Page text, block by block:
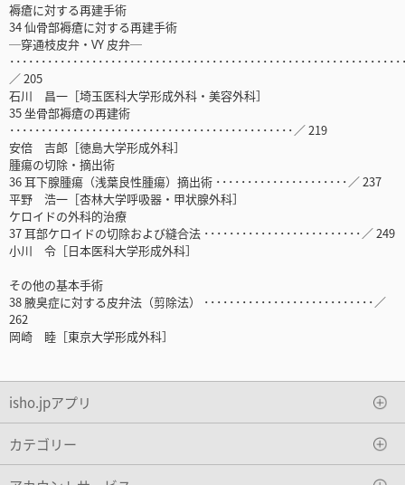
褥瘡に対する再建手術
34 仙骨部褥瘡に対する再建手術
─穿通枝皮弁・VY 皮弁─
･････････････････････････････････････････････････････････････
／ 205
石川 昌一［埼玉医科大学形成外科・美容外科］
35 坐骨部褥瘡の再建術
･････････････････････････････････････････････／ 219
安倍 吉郎［徳島大学形成外科］
腫瘍の切除・摘出術
36 耳下腺腫瘍（浅葉良性腫瘍）摘出術 ･････････････････････／ 237
平野 浩一［杏林大学呼吸器・甲状腺外科］
ケロイドの外科的治療
37 耳部ケロイドの切除および縫合法 ･････････････････････････／ 249
小川 令［日本医科大学形成外科］
その他の基本手術
38 腋臭症に対する皮弁法（剪除法） ･･･････････････････････････／
262
岡崎 睦［東京大学形成外科］
isho.jpアプリ
カテゴリー